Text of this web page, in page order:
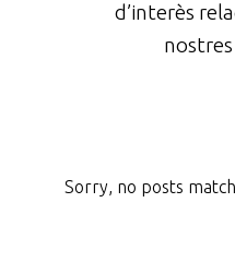
d’interès
Sorry, no posts